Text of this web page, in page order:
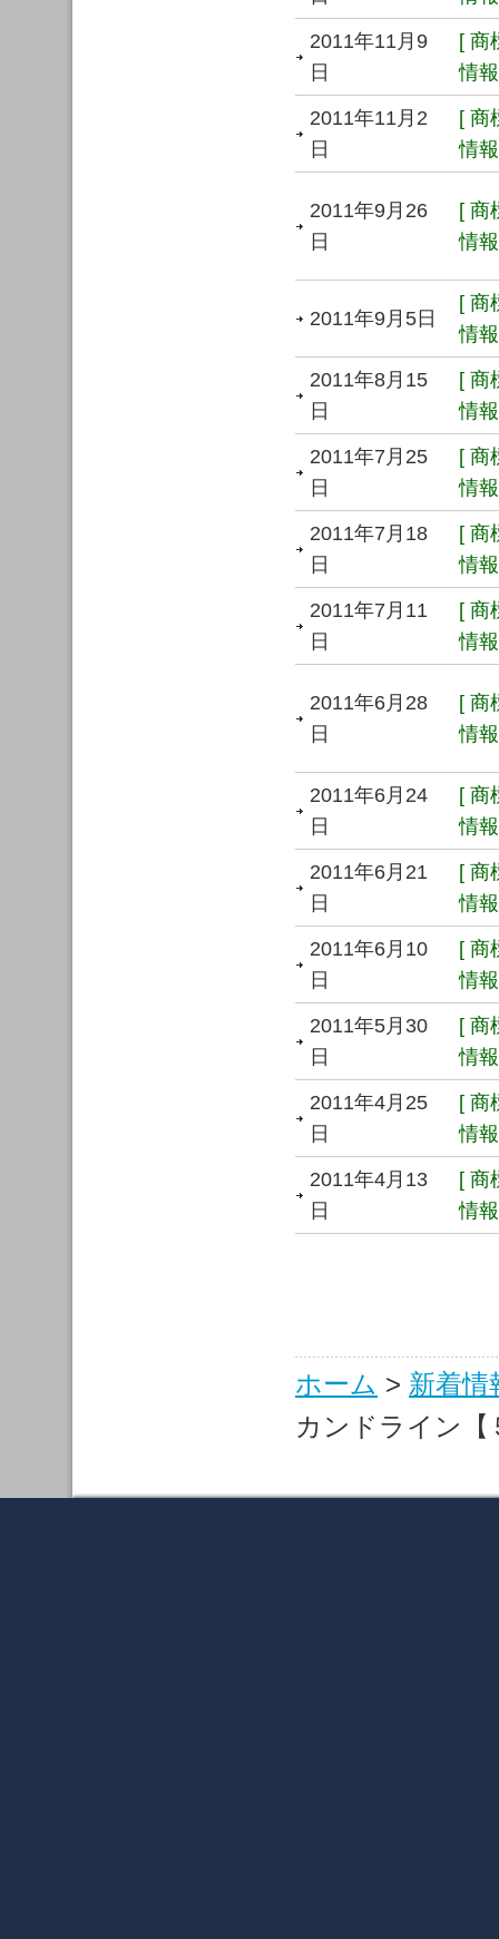
2011年11月9
日
[ 商
情
2011年11月2
日
[ 商
情
2011年9月26
日
[ 商
情
2011年9月5日
[ 商
情
2011年8月15
日
[ 商
情
2011年7月25
日
[ 商
情
2011年7月18
日
[ 商
情
2011年7月11
日
[ 商
情
2011年6月28
日
[ 商
情
2011年6月24
日
[ 商
情
2011年6月21
日
[ 商
情
2011年6月10
日
[ 商
情
2011年5月30
日
[ 商
情
2011年4月25
日
[ 商
情
2011年4月13
日
[ 商
情
ホーム > 新着情
カンドライン【